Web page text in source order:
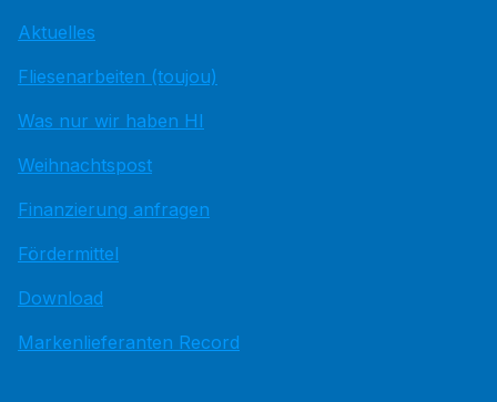
Aktuelles
Fliesenarbeiten (toujou)
Was nur wir haben HI
Weihnachtspost
Finanzierung anfragen
Fördermittel
Download
Markenlieferanten Record